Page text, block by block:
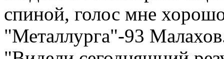
спиной, голос мне
"Металлурга"-93